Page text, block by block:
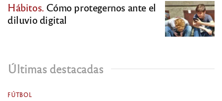
Hábitos. Cómo protegernos ante el
diluvio digital
Últimas destacadas
FÚTBOL